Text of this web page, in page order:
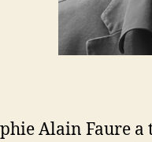
Alain Faure a